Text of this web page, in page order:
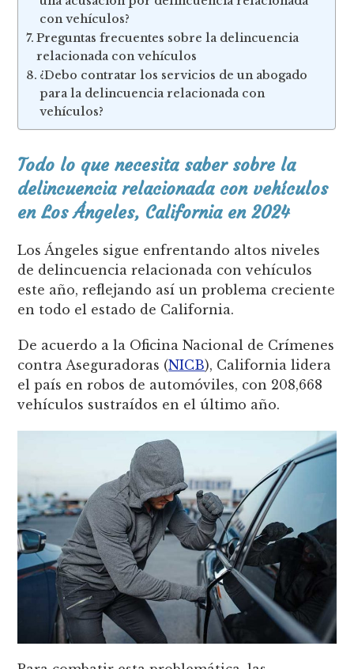
con vehículos?
Preguntas frecuentes sobre la delincuencia
relacionada con vehículos
¿Debo contratar los servicios de un abogado
para la delincuencia relacionada con
vehículos?
Todo lo que necesita saber sobre la
delincuencia relacionada con vehículos
en Los Ángeles, California en 2024
Los Ángeles sigue enfrentando altos niveles
de delincuencia relacionada con vehículos
este año, reflejando así un problema creciente
en todo el estado de California.
De acuerdo a la Oficina Nacional de Crímenes
contra Aseguradoras (NICB), California lidera
el país en robos de automóviles, con 208,668
vehículos sustraídos en el último año.